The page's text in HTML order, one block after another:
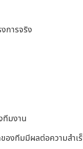
การจริง
ทีมงาน
ของทีมมีผลต่อความสำ